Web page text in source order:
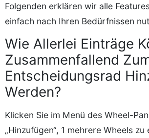
Folgenden erklären wir alle
einfach nach Ihren Bedürfnissen
Wie Allerlei Einträge
Zusammenfallend
Entscheidungsrad
Werden?
Klicken Sie im Menü des Wheel-
„Hinzufügen“, 1 mehrere Wheels zu